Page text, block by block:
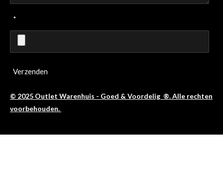
*
Verzenden
© 2025 Outlet Warenhuis - Goed & Voordelig ®. Alle rechten
voorbehouden.